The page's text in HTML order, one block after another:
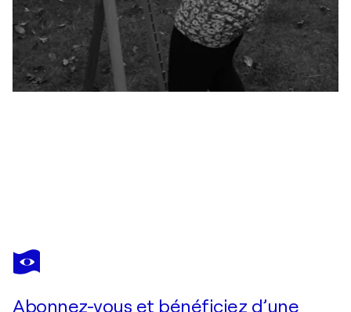
LUCY MOORE
Tangerine Summer Dreaming
Abonnez-vous et bénéficiez d’une